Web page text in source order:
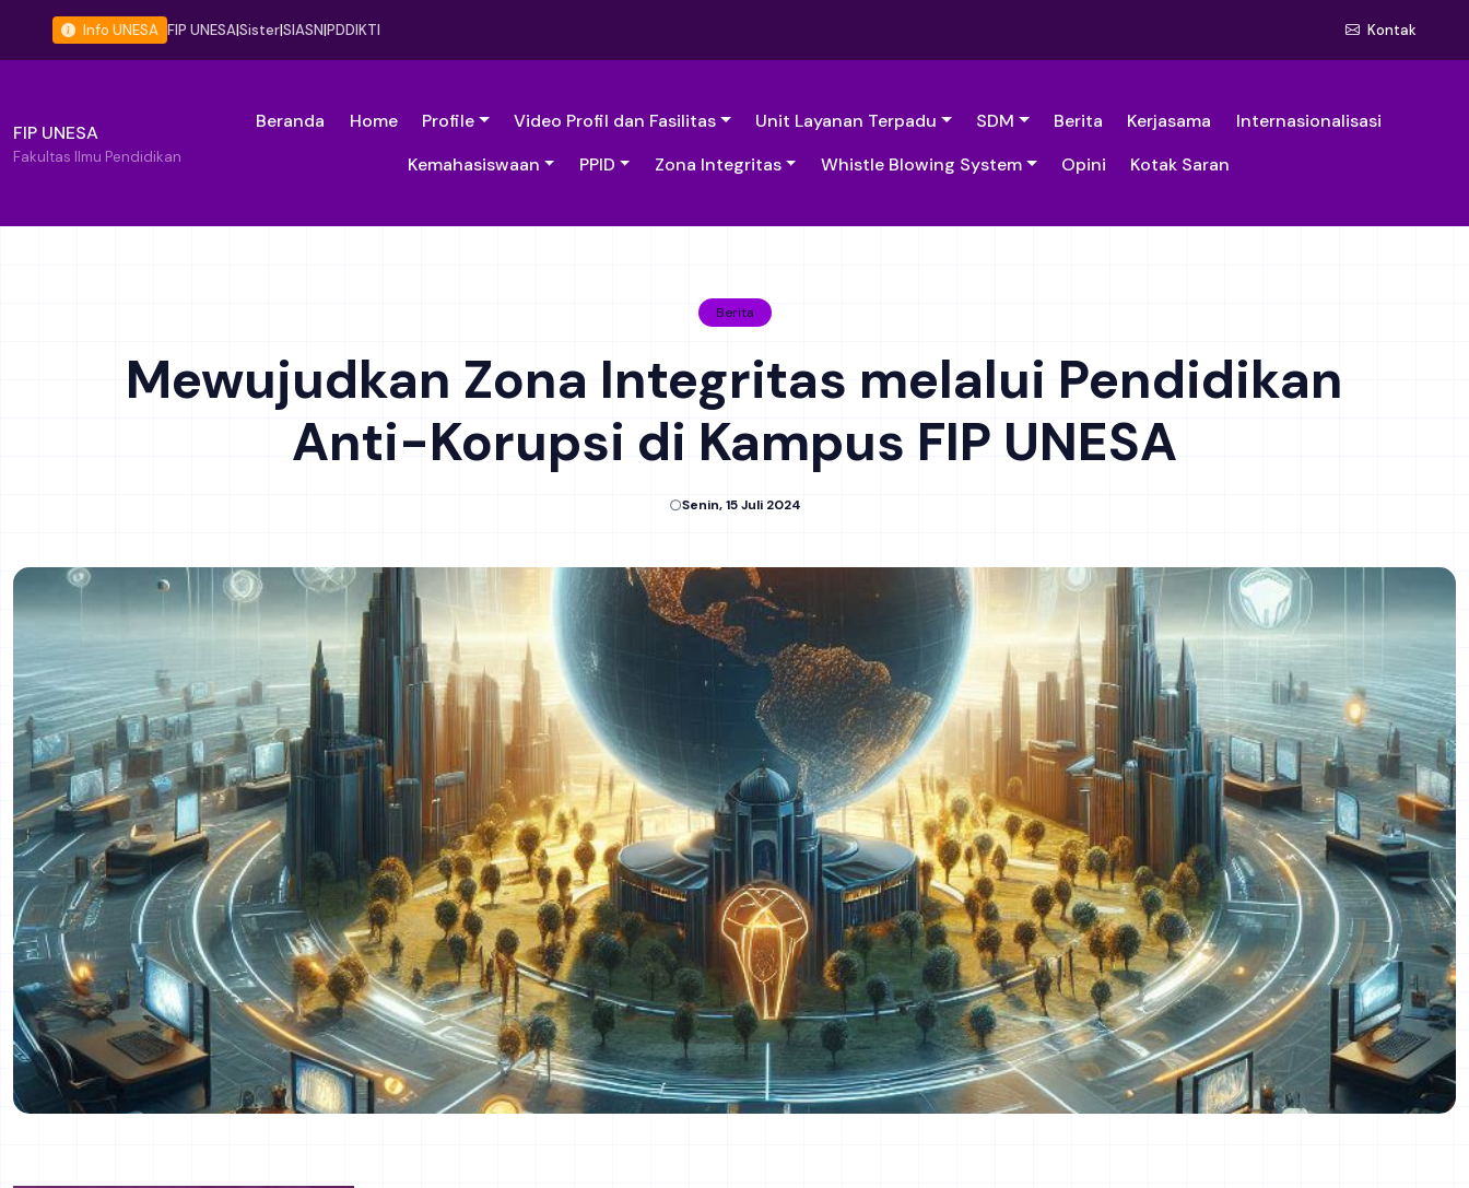
Info UNESA FIP UNESA|Sister|SIASN|PDDIKTI Kontak
FIP UNESA
Fakultas Ilmu Pendidikan
Beranda Home Profile Video Profil dan Fasilitas Unit Layanan Terpadu SDM Berita Kerjasama
Internasionalisasi
Kemahasiswaan
PPID Zona Integritas Whistle Blowing System Opini Kotak Saran
Berita
Mewujudkan Zona Integritas melalui Pendidikan
Anti-Korupsi di Kampus FIP UNESA
Senin, 15 Juli 2024